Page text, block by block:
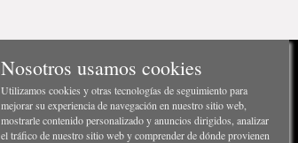
Nosotros usamos cookies
Utilizamos cookies y otras tecnologías de seguimiento para
mejorar su experiencia de navegación en nuestro sitio web,
mostrarle contenido personalizado y anuncios dirigidos, analizar
el tráfico de nuestro sitio web y comprender de dónde provienen